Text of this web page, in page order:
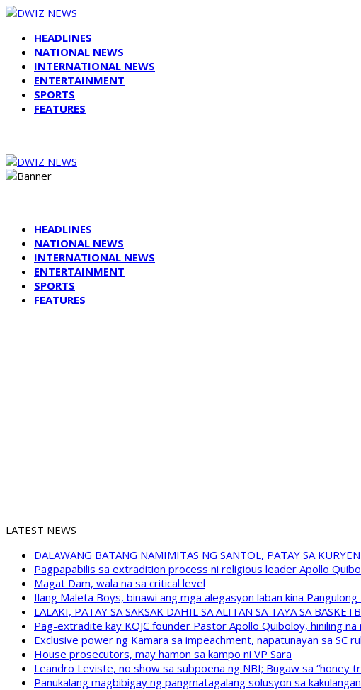
HEADLINES
NATIONAL NEWS
INTERNATIONAL NEWS
ENTERTAINMENT
SPORTS
FEATURES
HEADLINES
NATIONAL NEWS
INTERNATIONAL NEWS
ENTERTAINMENT
SPORTS
FEATURES
LATEST NEWS
DALAWANG BATANG NAMIMITAS NG SANTOL, PATAY SA
Pagpapabilis sa extradition process ni religious leader Apollo
Magat Dam, wala na sa critical level
Ilang Maleta Boys, binawi ang mga alegasyon laban kina
LALAKI, PATAY SA SAKSAK DAHIL SA ALITAN SA TAYA SA
Pag-extradite kay KOJC founder Pastor Apollo Quiboloy, hiniling na
Exclusive power ng Kamara sa impeachment, napatunayan sa SC
House prosecutors, may hamon sa kampo ni VP Sara
Leandro Leviste, no show sa subpoena ng NBI; Bugaw sa “honey
Panukalang magbibigay ng pangmatagalang solusyon sa